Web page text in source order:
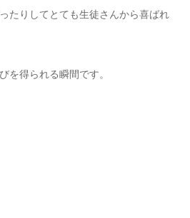
たりしてとても生徒さんから喜ばれ
を得られる瞬間です。